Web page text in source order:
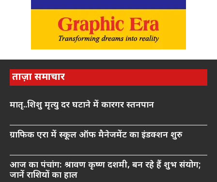
ताज़ा समाचार
मातृ..शिशु मृत्यु दर घटाने में कारगर स्तनपान
ग्राफिक एरा में स्कूल ऑफ मैनेजमेंट का इंडक्शन शुरु
आज का पंचांग: श्रावण कृष्ण दशमी, बन रहे हैं शुभ संयोग;
जानें राशियों का हाल